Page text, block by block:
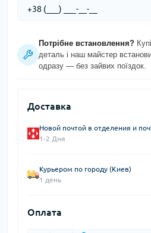
Потрібне встановлення?
деталь і наш майстер
одразу — без зайвих поїздок.
Доставка
Новой почтой в отделения и
1-2 Дня
Курьером по городу (Киев)
1 день
Оплата